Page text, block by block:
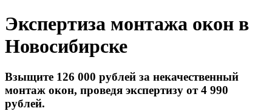
Экспертиза монтажа окон в
Новосибирске
Взыщите 126 000 рублей за некачественный
монтаж окон, проведя экспертизу от 4 990
рублей.